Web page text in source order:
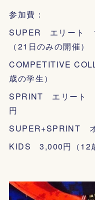
参加費：
SUPER エリート
（21日のみの開催）
COMPETITIVE
歳の学生）
SPRINT エリート
円
SUPER+SPRINT
KIDS 3,000円（12